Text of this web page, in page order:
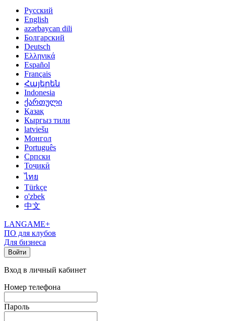
Русский
English
azərbaycan dili
Болгарский
Deutsch
Ελληνικά
Español
Français
Հայերեն
Indonesia
ქართული
Қазақ
Кыргыз тили
latviešu
Монгол
Português
Српски
Тоҷикӣ
ไทย
Türkçe
o'zbek
中文
LANGAME+
ПО для клубов
Для бизнеса
Войти
Вход в личный кабинет
Номер телефона
Пароль